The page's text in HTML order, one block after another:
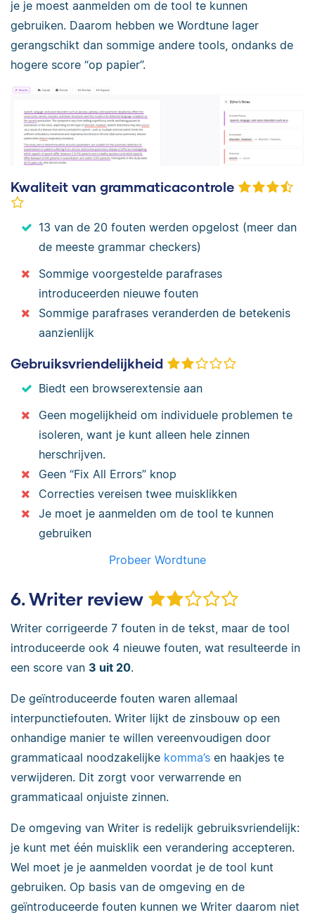
je je moest aanmelden om de tool te kunnen
gebruiken. Daarom hebben we Wordtune lager
gerangschikt dan sommige andere tools, ondanks de
hogere score “op papier”.
Kwaliteit van grammaticacontrole
13 van de 20 fouten werden opgelost (meer dan
de meeste grammar checkers)
Sommige voorgestelde parafrases
introduceerden nieuwe fouten
Sommige parafrases veranderden de betekenis
aanzienlijk
Gebruiksvriendelijkheid
Biedt een browserextensie aan
Geen mogelijkheid om individuele problemen te
isoleren, want je kunt alleen hele zinnen
herschrijven.
Geen “Fix All Errors” knop
Correcties vereisen twee muisklikken
Je moet je aanmelden om de tool te kunnen
gebruiken
Probeer Wordtune
6. Writer review
Writer corrigeerde 7 fouten in de tekst, maar de tool
introduceerde ook 4 nieuwe fouten, wat resulteerde in
een score van 3 uit 20.
De geïntroduceerde fouten waren allemaal
interpunctiefouten. Writer lijkt de zinsbouw op een
onhandige manier te willen vereenvoudigen door
grammaticaal noodzakelijke komma’s en haakjes te
verwijderen. Dit zorgt voor verwarrende en
grammaticaal onjuiste zinnen.
De omgeving van Writer is redelijk gebruiksvriendelijk:
je kunt met één muisklik een verandering accepteren.
Wel moet je je aanmelden voordat je de tool kunt
gebruiken. Op basis van de omgeving en de
geïntroduceerde fouten kunnen we Writer daarom niet